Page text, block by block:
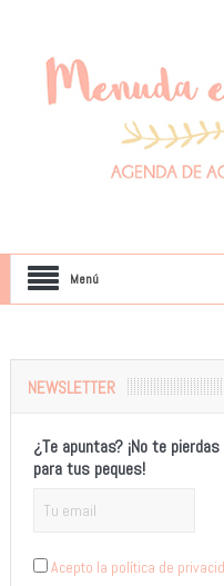
Menú
NEWSLETTER
¿Te apuntas? ¡No te
para tus peques!
Acepto la política de